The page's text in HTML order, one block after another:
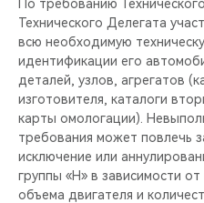
По требованию
Технического Делегата
всю необходимую
идентификации его
деталей, узлов, агрегатов
изготовителя, каталоги
карты омологации).
требования может повлечь
исключение или
группы «Н» в зависимости
объема двигателя и